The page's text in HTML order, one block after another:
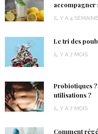
accompagner
IL Y A 4
Le tri des
IL Y A 7 MOIS
Probiotiques
utilisations ?
IL Y A 7 MOIS
Comment